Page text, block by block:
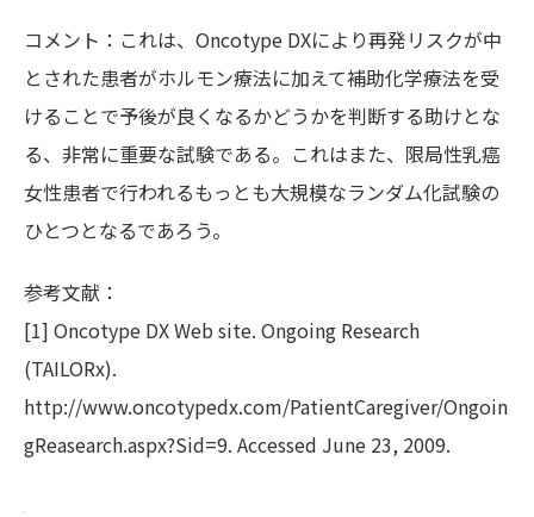
コメント：これは、Oncotype DXにより再発リスクが中
とされた患者がホルモン療法に加えて補助化学療法を受
けることで予後が良くなるかどうかを判断する助けとな
る、非常に重要な試験である。これはまた、限局性乳癌
女性患者で行われるもっとも大規模なランダム化試験の
ひとつとなるであろう。
参考文献：
[1] Oncotype DX Web site. Ongoing Research
(TAILORx).
http://www.oncotypedx.com/PatientCaregiver/Ongoin
gReasearch.aspx?Sid=9. Accessed June 23, 2009.